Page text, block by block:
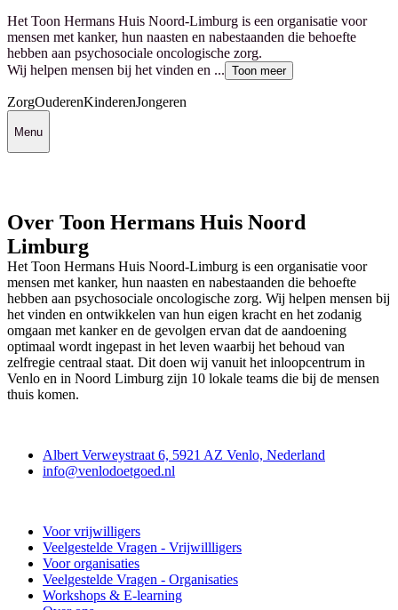
Het Toon Hermans Huis Noord-Limburg is een organisatie voor
mensen met kanker, hun naasten en nabestaanden die behoefte
hebben aan psychosociale oncologische zorg.
Wij helpen mensen bij het vinden en ... Toon meer
ZorgOuderenKinderenJongeren
Menu
Over Toon Hermans Huis Noord
Limburg
Het Toon Hermans Huis Noord-Limburg is een organisatie voor
mensen met kanker, hun naasten en nabestaanden die behoefte
hebben aan psychosociale oncologische zorg. Wij helpen mensen bij
het vinden en ontwikkelen van hun eigen kracht en het zodanig
omgaan met kanker en de gevolgen ervan dat de aandoening
optimaal wordt ingepast in het leven waarbij het behoud van
zelfregie centraal staat. Dit doen wij vanuit het inloopcentrum in
Venlo en in Noord Limburg zijn 10 lokale teams die bij de mensen
thuis komen.
Albert Verweystraat 6, 5921 AZ Venlo, Nederland
info@venlodoetgoed.nl
Voor vrijwilligers
Veelgestelde Vragen - Vrijwillligers
Voor organisaties
Veelgestelde Vragen - Organisaties
Workshops & E-learning